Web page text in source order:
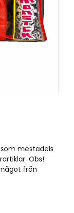
mestadels
Obs!
från